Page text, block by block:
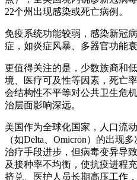
22个州出现感染或死亡病例。
免疫系统功能较弱，感染新冠
症，如炎症风暴、多器官功能
更值得关注的是，少数族裔和
境、医疗可及性等因素，死亡
会结构性不平等对公共卫生危
治层面影响深远。
美国作为全球化国家，人口流
（如Delta、Omicron）的出现
治疗手段进步，但病毒变异导
及接种率不均衡，使抗疫进程
挤兑、医护人员长期高压工作